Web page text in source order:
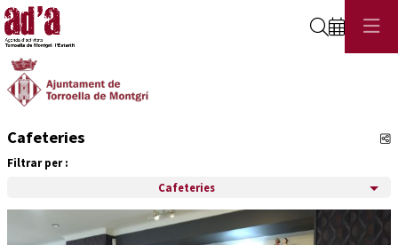
Cerca
Cafeteries
Filtrar per :
Cafeteries